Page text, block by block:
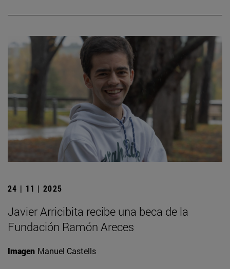
24 | 11 | 2025
Javier Arricibita recibe una beca de la
Fundación Ramón Areces
Imagen Manuel Castells